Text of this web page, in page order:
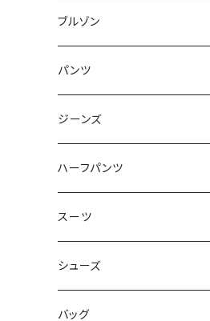
50/XL～
48/L
50/XL～
46/M
48/L
50/XL～
～44/S
46/M
48/L
50/XL～
ブルゾン
～44/S
46/M
48/L
50/XL～
パンツ
～44/S
46/M
48/L
50/XL～
ジーンズ
～44/S
46/M
48/L
50/XL～
ハーフパンツ
～44/S
46/M
48/L
スーツ
～44/S
46/M
シューズ
～25.5cm
バッグ